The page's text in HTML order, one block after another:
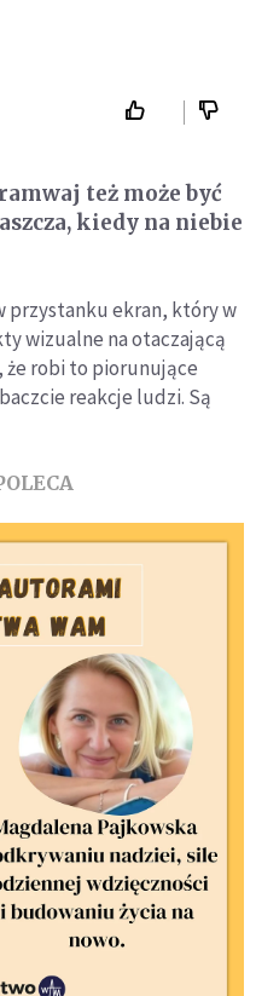
też może być
kiedy na niebie
przystanku ekran, który w
wizualne na otaczającą
że robi to piorunujące
reakcje ludzi. Są